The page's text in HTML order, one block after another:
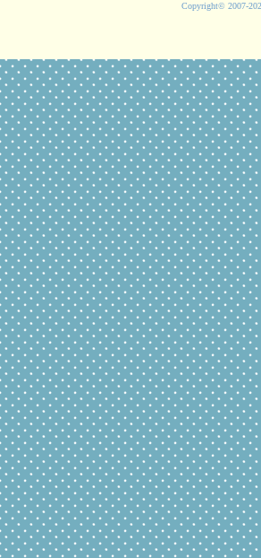
Copyright© 2007-